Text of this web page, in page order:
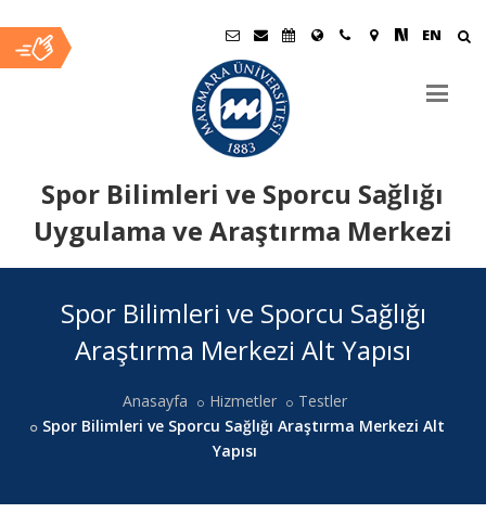
EN
Spor Bilimleri ve Sporcu Sağlığı
Uygulama ve Araştırma Merkezi
İçerikSpor Bilimleri ve Sporcu Sağlığı
Araştırma Merkezi Alt Yapısı
Anasayfa Hizmetler
Testler
Spor Bilimleri ve Sporcu Sağlığı Araştırma Merkezi Alt
Yapısı